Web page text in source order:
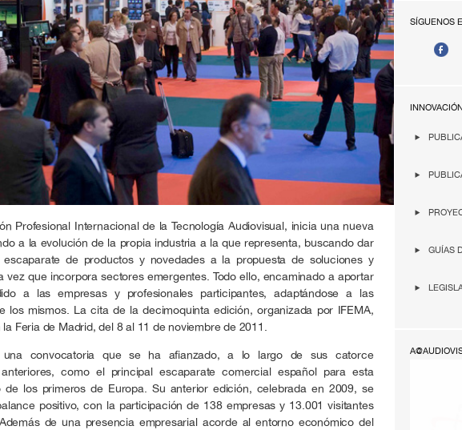
SÍGUENOS
GUÍAS
Profesional Internacional de la Tecnología Audiovisual, inicia una nueva
a la evolución de la propia industria a la que representa, buscando dar
de productos y novedades a la propuesta de soluciones y
vez que incorpora sectores emergentes. Todo ello, encaminado a aportar
a las empresas y profesionales participantes, adaptándose a las
los mismos. La cita de la decimoquinta edición, organizada por IFEMA,
Feria de Madrid, del 8 al 11 de noviembre de 2011.
una convocatoria que se ha afianzado, a lo largo de sus catorce
como el principal escaparate comercial español para esta
de los primeros de Europa. Su anterior edición, celebrada en 2009, se
positivo, con la participación de 138 empresas y 13.001 visitantes
de una presencia empresarial acorde al entorno económico del